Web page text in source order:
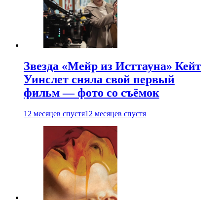
Звезда «Мейр из Исттауна» Кейт
Уинслет сняла свой первый
фильм — фото со съёмок
12 месяцев спустя12 месяцев спустя